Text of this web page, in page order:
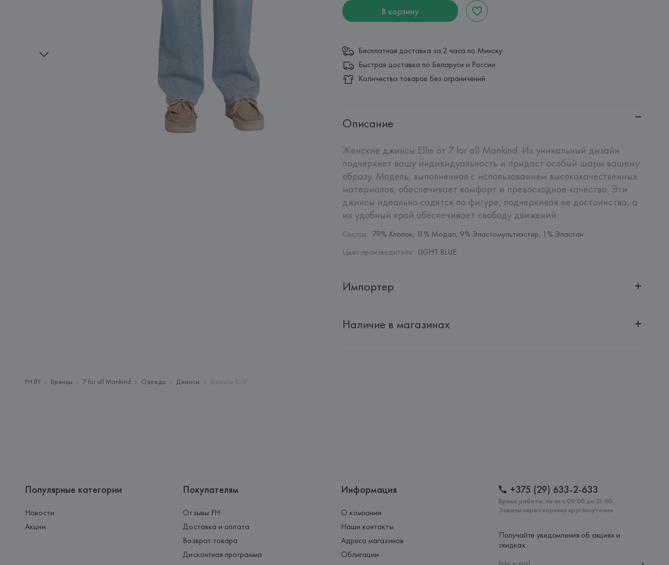
В корзину
Бесплатная доставка за 2 часа по Минску
Быстрая доставка по Беларуси и России
Количество товаров без ограничений
Описание
Женские джинсы Ellie от 7 for all Mankind. Их уникальный дизайн
подчеркнет вашу индивидуальность и придаст особый шарм вашему
образу. Модель, выполненная с использованием высококачественных
материалов, обеспечивает комфорт и превосходное качество. Эти
джинсы идеально садятся по фигуре, подчеркивая ее достоинства, а
их удобный крой обеспечивает свободу движений.
Состав: 79% Хлопок, 11% Модал, 9% Эластомультиэстер, 1% Эластан
Цвет производителя: LIGHT BLUE
Импортер
Адрес: Республика Беларусь, 220030, г. Минск, ул. Немига, 5, пом. 39
Наличие в магазинах
FH.BY Бренды 7 for all Mankind Одежда Джинсы Джинсы ELLIE
Популярные категории
Новости
Акции
Покупателям
Отзывы FH
Доставка и оплата
Возврат товара
Дисконтная программа
Информация
О компании
Наши контакты
Адреса магазинов
Облигации
+375 (29) 633-2-633
Время работы: пн-вс с 09:00 до 21:00,
Заказы через корзину круглосуточно
Получайте уведомления об акциях и
скидках: